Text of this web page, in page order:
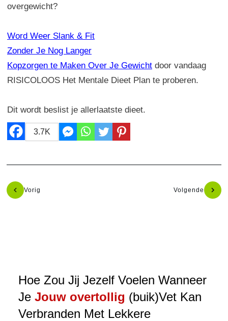
overgewicht?
Word Weer Slank & Fit
Zonder Je Nog Langer
Kopzorgen te Maken Over Je Gewicht door vandaag
RISICOLOOS Het Mentale Dieet Plan te proberen.
Dit wordt beslist je allerlaatste dieet.
3.7K
Vorig Volgende
Hoe Zou Jij Jezelf Voelen Wanneer
Je Jouw overtollig (buik)Vet Kan
Verbranden Met Lekkere